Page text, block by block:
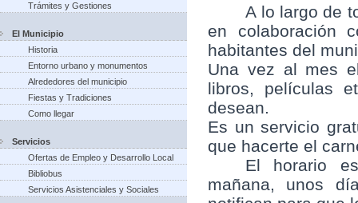
Trámites y Gestiones
El Municipio
Historia
Entorno urbano y monumentos
Alrededores del municipio
Fiestas y Tradiciones
Como llegar
Servicios
Ofertas de Empleo y Desarrollo Local
Bibliobus
Servicios Asistenciales y Sociales
A lo largo de
en colaboración
habitantes del
Una vez al mes
libros, películas
desean.
Es un servicio
que hacerte el
El horario
mañana, unos